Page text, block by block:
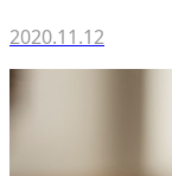
2020.11.12